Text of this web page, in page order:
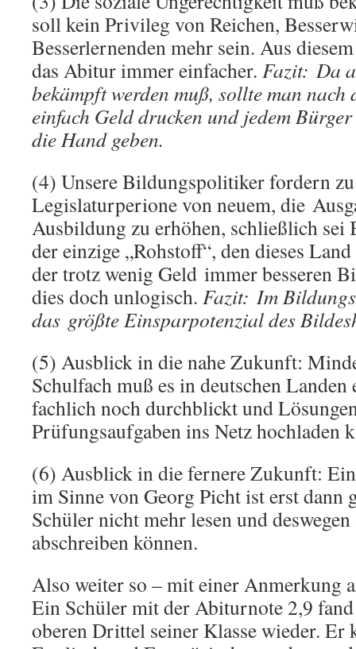
soll kein Privileg von Reichen,
Besserlernenden mehr sein. Aus
das Abitur immer einfacher. Fazit: Da
bekämpft werden muß, sollte man
einfach Geld drucken und jedem
die Hand geben.
(4) Unsere Bildungspolitiker fordern
Legislaturperione von neuem, die
Ausbildung zu erhöhen, schließlich
der einzige „Rohstoff“, den dieses
der trotz wenig Geld immer besseren
dies doch unlogisch. Fazit: Im
das größte Einsparpotenzial des
(5) Ausblick in die nahe Zukunft:
Schulfach muß es in deutschen Landen
fachlich noch durchblickt und
Prüfungsaufgaben ins Netz hochladen
(6) Ausblick in die fernere Zukunft:
im Sinne von Georg Picht ist erst dann
Schüler nicht mehr lesen und
abschreiben können.
Also weiter so – mit einer Anmerkung
Ein Schüler mit der Abiturnote 2,9
oberen Drittel seiner Klasse wieder. Er